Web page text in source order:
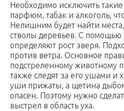
Необходимо исключить
парфюм, табак и алкоголь,
Нелишним будет найти места,
стволы деревьев. С помощью
определяют рост зверя.
против ветра. Основное
подстреленному животному
также следят за его ушами и
уши прижаты, а щетина
опасен. Поэтому нужно
выстрел в область уха.